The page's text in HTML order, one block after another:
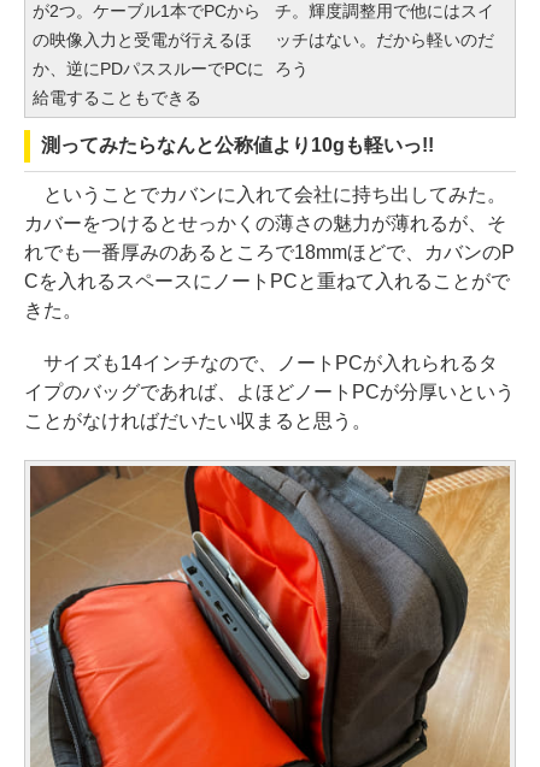
が2つ。ケーブル1本でPCから
の映像入力と受電が行えるほ
か、逆にPDパススルーでPCに
給電することもできる
チ。輝度調整用で他にはスイ
ッチはない。だから軽いのだ
ろう
測ってみたらなんと公称値より10gも軽いっ!!
ということでカバンに入れて会社に持ち出してみた。
カバーをつけるとせっかくの薄さの魅力が薄れるが、そ
れでも一番厚みのあるところで18mmほどで、カバンのP
Cを入れるスペースにノートPCと重ねて入れることがで
きた。
サイズも14インチなので、ノートPCが入れられるタ
イプのバッグであれば、よほどノートPCが分厚いという
ことがなければだいたい収まると思う。